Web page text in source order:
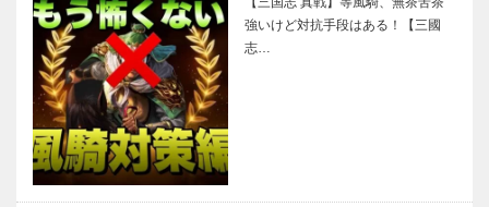
強いけど対抗手段はある！【三國
志…